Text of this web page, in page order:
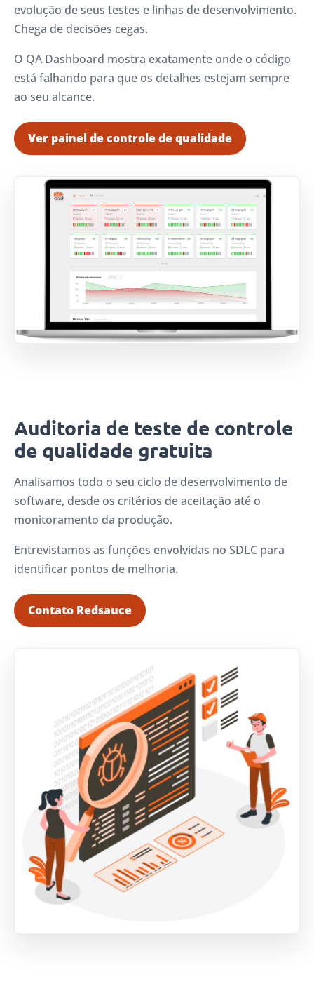
evolução de seus testes e linhas de desenvolvimento.
Chega de decisões cegas.
O QA Dashboard mostra exatamente onde o código
está falhando para que os detalhes estejam sempre
ao seu alcance.
Ver painel de controle de qualidade
Auditoria de teste de controle
de qualidade gratuita
Analisamos todo o seu ciclo de desenvolvimento de
software, desde os critérios de aceitação até o
monitoramento da produção.
Entrevistamos as funções envolvidas no SDLC para
identificar pontos de melhoria.
Contato Redsauce